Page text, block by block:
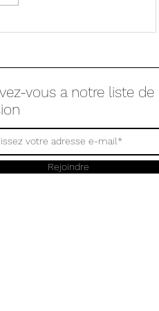
vous a notre liste de
Rejoindre